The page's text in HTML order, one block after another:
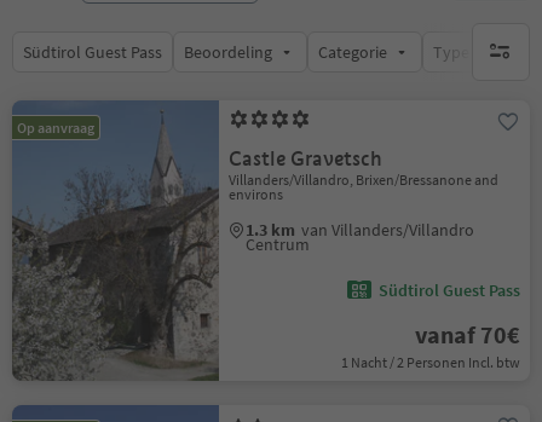
Südtirol Guest Pass Beoordeling Categorie Type catering
geen
Op aanvraag
Castle Gravetsch
Villanders/Villandro, Brixen/Bressanone and
environs
1.3 km van Villanders/Villandro
Centrum
Südtirol Guest Pass
vanaf 70€
1 Nacht / 2 Personen Incl. btw